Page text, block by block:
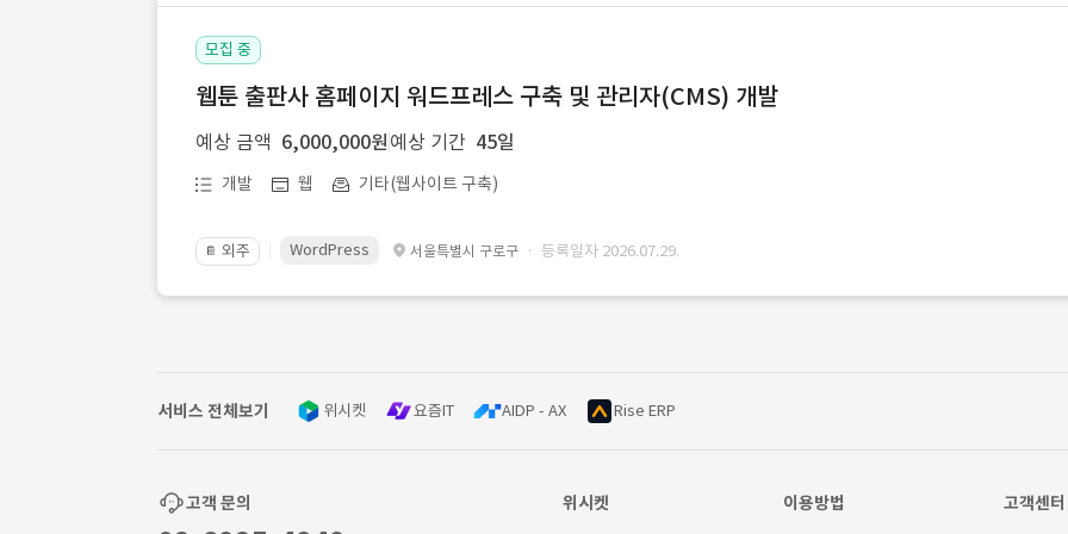
모집 중
웹툰 출판사 홈페이지 워드프레스 구축 및 관리자(CMS) 개발
예상 금액 6,000,000원 예상 기간 45일
개발 웹 기타(웹사이트 구축)
📔 외주 WordPress 서울특별시 구로구 · 등록일자 2026.07.29.
서비스 전체보기 위시켓 요즘IT AIDP - AX Rise ERP
고객 문의 위시켓 이용방법 고객센터